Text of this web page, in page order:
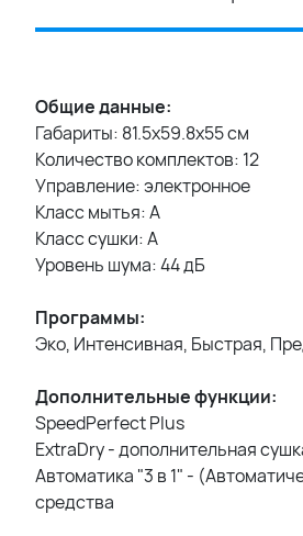
Общие данные:
Габариты: 81.5x59.8x55 см
Количество комплектов: 12
Управление: электронное
Класс мытья: A
Класс сушки: A
Уровень шума: 44 дБ
Программы:
Эко, Интенсивная, Быстрая,
Дополнительные функции:
SpeedPerfect Plus
ExtraDry - дополнительная
Автоматика "3 в 1" -
средства